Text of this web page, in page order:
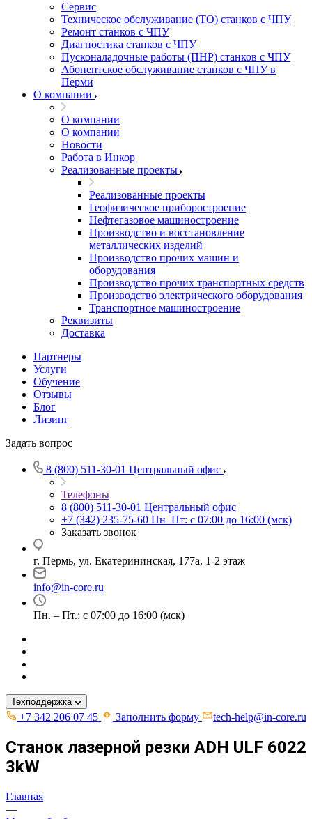
Сервис
Техническое обслуживание (ТО) станков с ЧПУ
Ремонт станков с ЧПУ
Диагностика станков с ЧПУ
Пусконаладочные работы (ПНР) станков с ЧПУ
Абонентское обслуживание станков с ЧПУ в
Перми
О компании
О компании
О компании
Новости
Работа в Инкор
Реализованные проекты
Реализованные проекты
Геофизическое приборостроение
Нефтегазовое машиностроение
Производство и восстановление
металлических изделий
Производство прочих машин и
оборудования
Производство прочих транспортных средств
Производство электрического оборудования
Транспортное машиностроение
Реквизиты
Доставка
Партнеры
Услуги
Обучение
Отзывы
Блог
Лизинг
Задать вопрос
8 (800) 511-30-01 Центральный офис
Телефоны
8 (800) 511-30-01 Центральный офис
+7 (342) 235-75-60 Пн–Пт: с 07:00 до 16:00 (мск)
Заказать звонок
г. Пермь, ул. ​Екатерининская, 177а, ​1-2 этаж
info@in-core.ru
Пн. – Пт.: с 07:00 до 16:00 (мск)
Техподдержка
+7 342 206 07 45 Заполнить форму tech-help@in-core.ru
Станок лазерной резки ADH ULF 6022
3kW
Главная
—